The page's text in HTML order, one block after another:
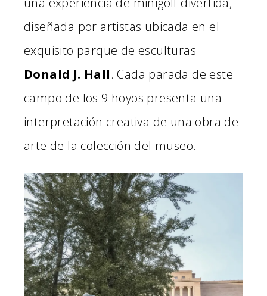
diseñada por artistas ubicada en el
exquisito parque de esculturas
Donald J. Hall. Cada parada de este
campo de los 9 hoyos presenta una
interpretación creativa de una obra de
arte de la colección del museo.